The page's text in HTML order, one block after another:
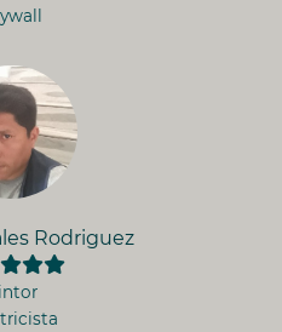
Rodriguez